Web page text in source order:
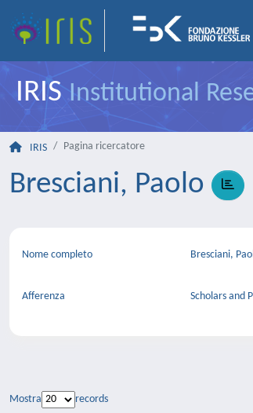
IRISInstitutional
IRIS Pagina ricercatore
Bresciani, Paolo
Nome completo Bresciani,
Afferenza Scholars and
Mostra records